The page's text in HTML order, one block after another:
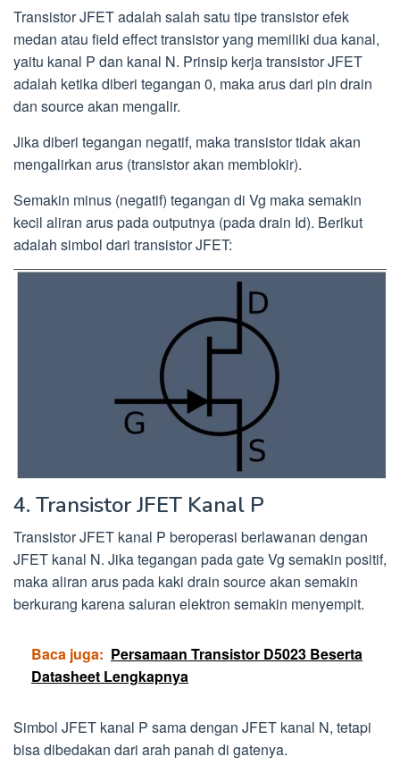
Transistor JFET adalah salah satu tipe transistor efek
medan atau field effect transistor yang memiliki dua kanal,
yaitu kanal P dan kanal N. Prinsip kerja transistor JFET
adalah ketika diberi tegangan 0, maka arus dari pin drain
dan source akan mengalir.
Jika diberi tegangan negatif, maka transistor tidak akan
mengalirkan arus (transistor akan memblokir).
Semakin minus (negatif) tegangan di Vg maka semakin
kecil aliran arus pada outputnya (pada drain Id). Berikut
adalah simbol dari transistor JFET:
4. Transistor JFET Kanal P
Transistor JFET kanal P beroperasi berlawanan dengan
JFET kanal N. Jika tegangan pada gate Vg semakin positif,
maka aliran arus pada kaki drain source akan semakin
berkurang karena saluran elektron semakin menyempit.
Baca juga: Persamaan Transistor D5023 Beserta
Datasheet Lengkapnya
Simbol JFET kanal P sama dengan JFET kanal N, tetapi
bisa dibedakan dari arah panah di gatenya.